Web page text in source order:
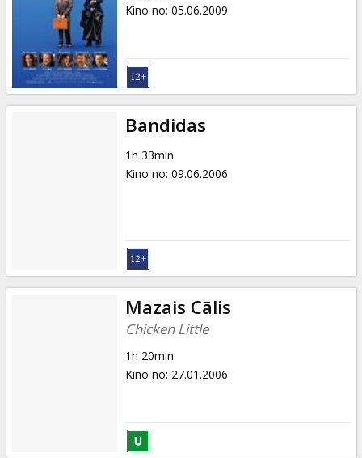
Kino no: 05.06.2009
Bandidas
1h 33min
Kino no: 09.06.2006
Mazais Cālis
Chicken Little
1h 20min
Kino no: 27.01.2006